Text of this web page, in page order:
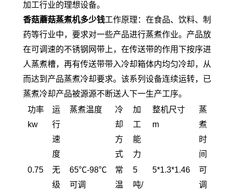
加工行业的理想设备。
香菇蘑菇蒸煮机多少钱工作原理：在食品、饮料、制
药等行业中，要求对一些产品进行蒸煮作业。产品放
在可调速的不锈钢网带上，在传送带的作用下按序进
人蒸煮槽，再有传送带带入冷却箱体内均匀冷却，从
而达到产品蒸煮冷却要求。该系列设备连续运转，已
蒸煮冷却产品被源源不断送人下一生产工序。
功率
kw
运
行
速
度
蒸煮温度
冷
却
方
式
加
工
能
力
整机尺寸
m
蒸
煮
时
间
0.75
无
级
65℃-98℃
可调
常
温
5
吨/
5*1.3*1.46
可
调